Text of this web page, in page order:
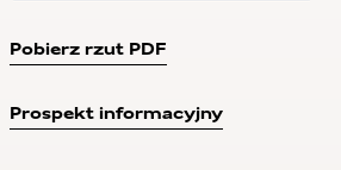
Pobierz rzut PDF
Prospekt informacyjny